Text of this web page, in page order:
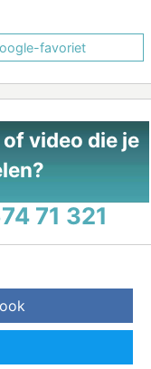
favoriet
video die je
71 321